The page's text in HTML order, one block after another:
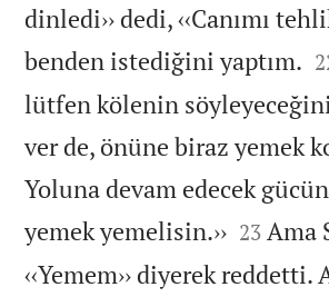
dinledi›› dedi, ‹‹Canımı
benden istediğini yaptım. 
lütfen kölenin
ver de, önüne biraz yemek
Yoluna devam edecek
yemek yemelisin.››
23 Ama
‹‹Yemem›› diyerek reddetti.